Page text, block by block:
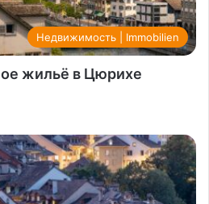
Недвижимость | Immobilien
жильё в Цюрихе